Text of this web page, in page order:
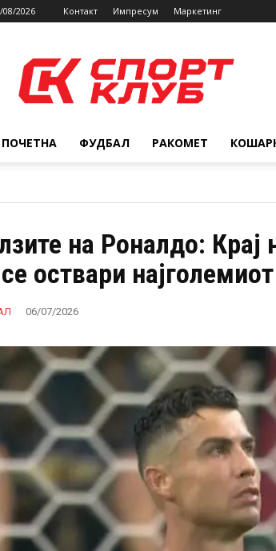
08/2026 Контакт Импресум Маркетинг
ПОЧЕТНА ФУДБАЛ РАКОМЕТ
на Роналдо:
оствари
06/07/2026